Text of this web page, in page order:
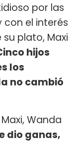
por las
el interés
plato, Maxi
hijos
los
no cambió
Wanda
dio ganas,